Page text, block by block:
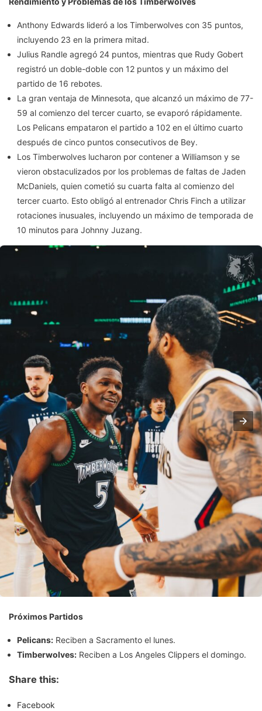
Anthony Edwards lideró a los Timberwolves con 35 puntos,
incluyendo 23 en la primera mitad.
Julius Randle agregó 24 puntos, mientras que Rudy Gobert
registró un doble-doble con 12 puntos y un máximo del
partido de 16 rebotes.
La gran ventaja de Minnesota, que alcanzó un máximo de 77-
59 al comienzo del tercer cuarto, se evaporó rápidamente.
Los Pelicans empataron el partido a 102 en el último cuarto
después de cinco puntos consecutivos de Bey.
Los Timberwolves lucharon por contener a Williamson y se
vieron obstaculizados por los problemas de faltas de Jaden
McDaniels, quien cometió su cuarta falta al comienzo del
tercer cuarto. Esto obligó al entrenador Chris Finch a utilizar
rotaciones inusuales, incluyendo un máximo de temporada de
10 minutos para Johnny Juzang.
Próximos Partidos
Pelicans: Reciben a Sacramento el lunes.
Timberwolves: Reciben a Los Angeles Clippers el domingo.
Share this:
Facebook